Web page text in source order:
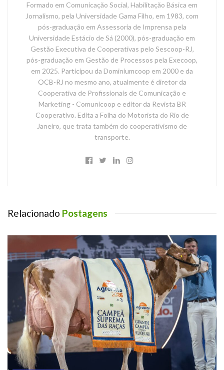
Formado em Comunicação Social, Habilitação Básica em
Jornalismo, pela Universidade Gama Filho, em 1983, com
pós-graduação em Assessoria de Imprensa pela
Universidade Estácio de Sá (2000), pós-graduação em
Gestão Executiva de Cooperativas pelo Sescoop-RJ,
pós-graduação em Gestão de Processos pela Execoop,
em 2025. Participou da Dominiumcoop em 2000 e da
OCB-RJ no mesmo ano, atualmente é diretor da
Cooperativa de Profissionais de Comunicação e
Marketing - Comunicoop e editor da Revista BR
Cooperativo. Edita a Folha do Motorista do Rio de
Janeiro, que trata também do cooperativismo de
transporte.
Relacionado Postagens